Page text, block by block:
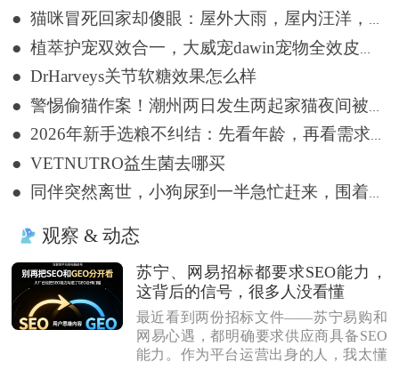
● 猫咪冒死回家却傻眼：屋外大雨，屋内汪洋，网友：不回也罢
● 植萃护宠双效合一，大威宠dawin宠物全效皮肤喷剂重构体表护理标准
● DrHarveys关节软糖效果怎么样
● 2026年新手选粮不纠结：先看年龄，再看需求，认准大牌就对了
● VETNUTRO益生菌去哪买
● 同伴突然离世，小狗尿到一半急忙赶来，围着遗体久久哀嚎
观察 & 动态
苏宁、网易招标都要求SEO能力，
这背后的信号，很多人没看懂
最近看到两份招标文件——苏宁易购和
网易心遇，都明确要求供应商具备SEO
能力。作为平台运营出身的人，我太懂